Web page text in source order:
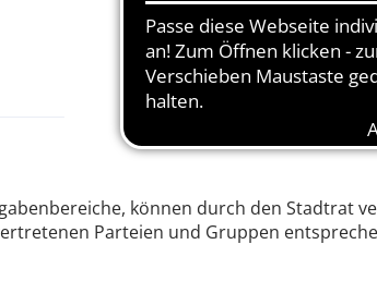
können durch den Stadtrat
Parteien und Gruppen